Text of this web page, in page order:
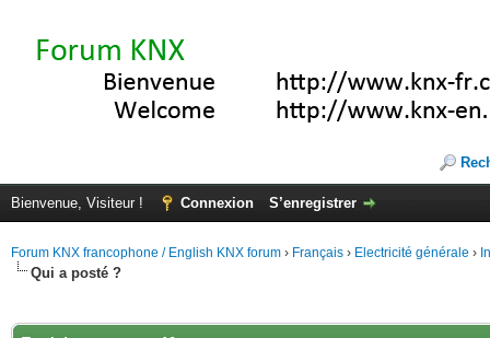
Bienvenue, Visiteur ! Connexion S’enregistrer
Forum KNX francophone / English KNX forum › Français › Electricité générale ›
Qui a posté ?